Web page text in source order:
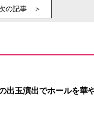
の記事 ＞
出玉演出でホールを華